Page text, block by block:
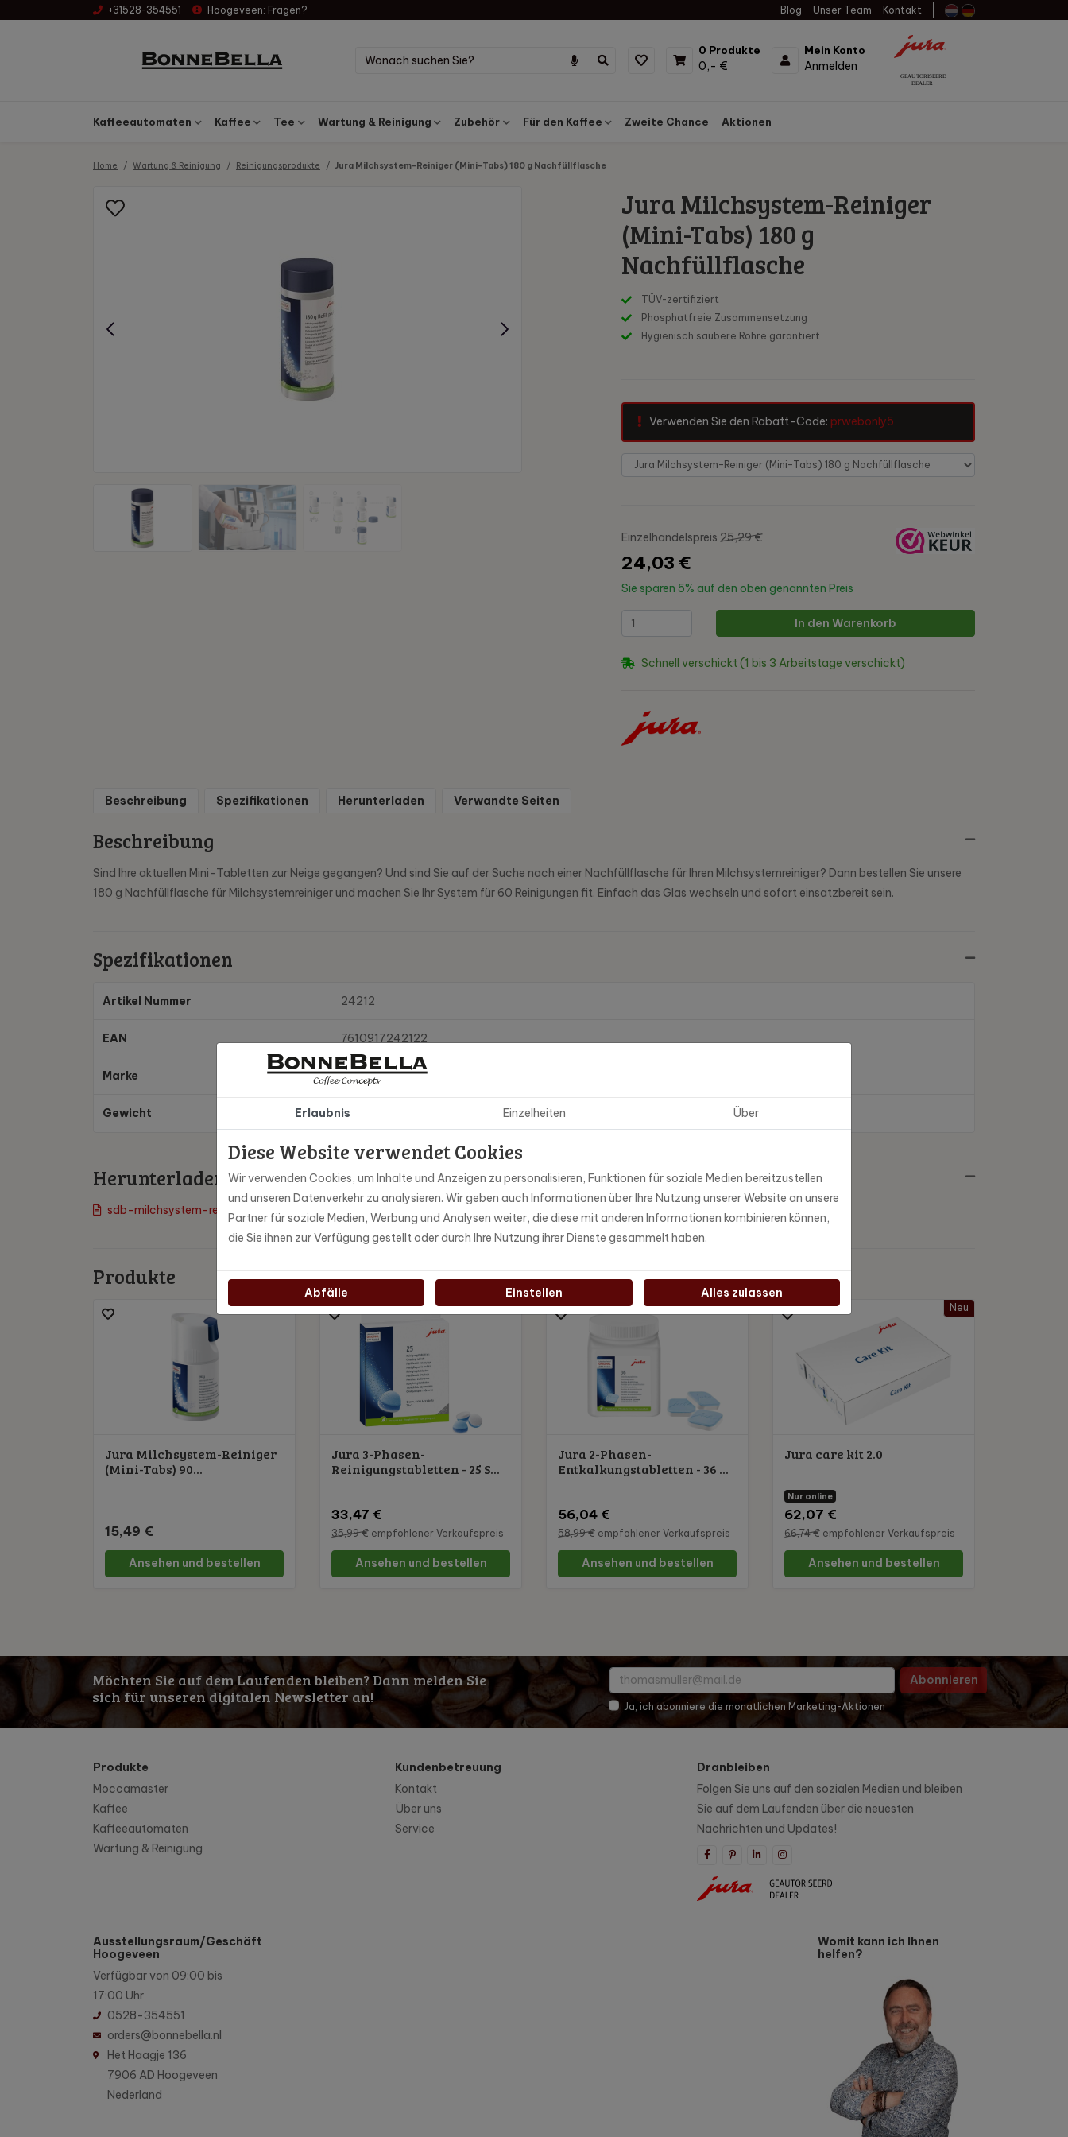
+31528-354551 Hoogeveen: Fragen? Blog Unser Team Kontakt
0 Produkte
0,- €
Mein Konto
Anmelden
Kaffeeautomaten Kaffee Tee Wartung & Reinigung Zubehör Für den Kaffee Zweite Chance Aktionen
Home Wartung & Reinigung Reinigungsprodukte Jura Milchsystem-Reiniger (Mini-Tabs) 180 g Nachfüllflasche
Jura Milchsystem-Reiniger
(Mini-Tabs) 180 g
Nachfüllflasche
TÜV-zertifiziert
Phosphatfreie Zusammensetzung
Hygienisch saubere Rohre garantiert
Verwenden Sie den Rabatt-Code: prwebonly5
Einzelhandelspreis 25,29 €
24,03 €
Sie sparen 5% auf den oben genannten Preis
In den Warenkorb
Schnell verschickt (1 bis 3 Arbeitstage verschickt)
Beschreibung Spezifikationen Herunterladen Verwandte Seiten
Beschreibung
Sind Ihre aktuellen Mini-Tabletten zur Neige gegangen? Und sind Sie auf der Suche nach einer Nachfüllflasche für Ihren Milchsystemreiniger? Dann bestellen Sie unsere
180 g Nachfüllflasche für Milchsystemreiniger und machen Sie Ihr System für 60 Reinigungen fit. Einfach das Glas wechseln und sofort einsatzbereit sein.
Spezifikationen
Artikel Nummer 24212
EAN 7610917242122
Marke Jura
Gewicht
Herunterladen
sdb-milchsystem-reiniger-minitabs
Produkte
Jura Milchsystem-Reiniger
(Mini-Tabs) 90...
15,49 €
Ansehen und bestellen
Jura 3-Phasen-
Reinigungstabletten - 25 S...
33,47 €
35,99 € empfohlener Verkaufspreis
Ansehen und bestellen
Jura 2-Phasen-
Entkalkungstabletten - 36 ...
56,04 €
58,99 € empfohlener Verkaufspreis
Ansehen und bestellen
Neu
Jura care kit 2.0
Nur online
62,07 €
66,74 € empfohlener Verkaufspreis
Ansehen und bestellen
Möchten Sie auf dem Laufenden bleiben? Dann melden Sie
sich für unseren digitalen Newsletter an!
Abonnieren
Ja, ich abonniere die monatlichen Marketing-Aktionen
Produkte
Moccamaster
Kaffee
Kaffeeautomaten
Wartung & Reinigung
Kundenbetreuung
Kontakt
Über uns
Service
Dranbleiben
Folgen Sie uns auf den sozialen Medien und bleiben
Sie auf dem Laufenden über die neuesten
Nachrichten und Updates!
Ausstellungsraum/Geschäft
Hoogeveen
Verfügbar von 09:00 bis
17:00 Uhr
0528-354551
orders@bonnebella.nl
Het Haagje 136
7906 AD Hoogeveen
Nederland
Womit kann ich Ihnen
helfen?
Erlaubnis Einzelheiten Über
Diese Website verwendet Cookies
Wir verwenden Cookies, um Inhalte und Anzeigen zu personalisieren, Funktionen für soziale Medien bereitzustellen
und unseren Datenverkehr zu analysieren. Wir geben auch Informationen über Ihre Nutzung unserer Website an unsere
Partner für soziale Medien, Werbung und Analysen weiter, die diese mit anderen Informationen kombinieren können,
die Sie ihnen zur Verfügung gestellt oder durch Ihre Nutzung ihrer Dienste gesammelt haben.
Abfälle Einstellen Alles zulassen